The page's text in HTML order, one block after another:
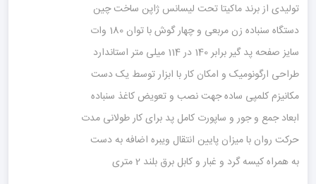
تولیدی از برند ماکیتا تحت لیسانس ژاپن ساخت چین
دستگاه سنباده زن مربعی و چهار گوش با توان 180 وات
سایز صفحه پد گیر برابر 140 در 114 میلی متر استاندارد
طراحی ارگونومیک و امکان کار با ابزار توسط یک دست
مکانیزم کلمپی ساده جهت نصب و تعویض کاغذ سنباده
ابعاد جمع و جور و ساپورت کامل پد برای کار طولانی مدت
حرکت روان با میزان پایین انتقال ویبره اضافه به دست
به همراه کیسه گرد و غبار و کابل برق بلند 2 متری